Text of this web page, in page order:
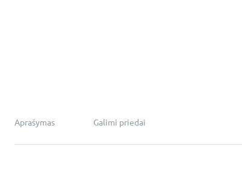
Aprašymas Galimi priedai